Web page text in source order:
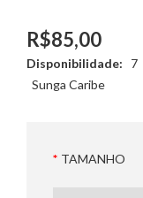
R$85,00
Disponibilidade:
7
Sunga Caribe
TAMANHO